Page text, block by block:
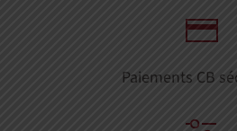
Paiements CB